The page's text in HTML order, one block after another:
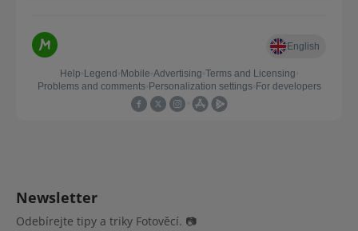
Newsletter
Odebírejte tipy a triky Fotověcí. 📷